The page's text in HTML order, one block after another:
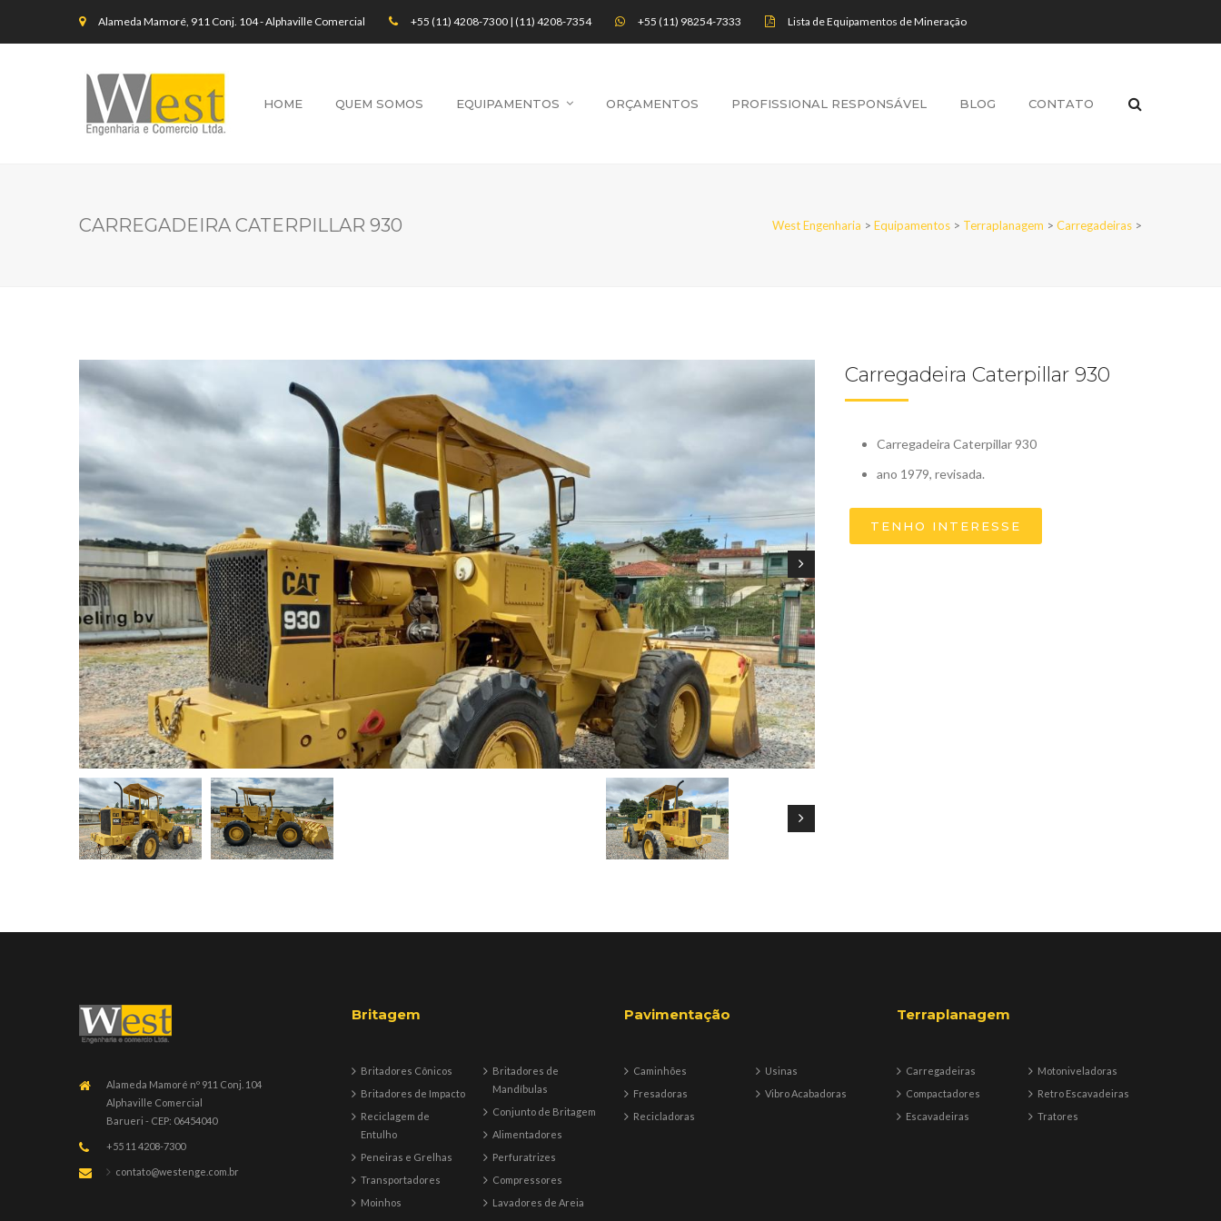
Alameda Mamoré, 911 Conj. 104 - Alphaville Comercial +55 (11) 4208-7300 | (11) 4208-7354 +55 (11) 98254-7333 Lista de Equipamentos de Mineração
HOME QUEM SOMOS EQUIPAMENTOS ORÇAMENTOS PROFISSIONAL RESPONSÁVEL BLOG CONTATO
CARREGADEIRA CATERPILLAR 930 West Engenharia > Equipamentos > Terraplanagem > Carregadeiras >
Carregadeira Caterpillar 930
Carregadeira Caterpillar 930
ano 1979, revisada.
TENHO INTERESSE
Alameda Mamoré nº 911 Conj. 104
Alphaville Comercial
Barueri - CEP: 06454040
+55 11 4208-7300
contato@westenge.com.br
Britagem
Britadores Cônicos
Britadores de Impacto
Reciclagem de
Entulho
Peneiras e Grelhas
Transportadores
Moinhos
Britadores de
Mandíbulas
Conjunto de Britagem
Alimentadores
Perfuratrizes
Compressores
Lavadores de Areia
Pavimentação
Caminhões
Fresadoras
Recicladoras
Usinas
Vibro Acabadoras
Terraplanagem
Carregadeiras
Compactadores
Escavadeiras
Motoniveladoras
Retro Escavadeiras
Tratores